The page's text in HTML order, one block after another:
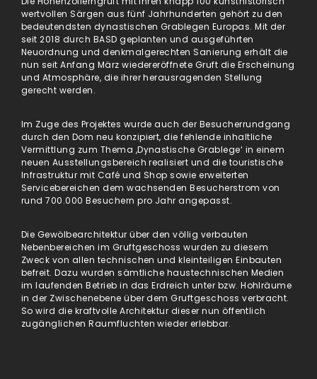
wertvollen Särgen aus fünf Jahrhunderten gehört zu den
bedeutendsten dynastischen Grablegen Europas. Mit der
seit 2018 durch BASD geplanten und ausgeführten
Neuordnung und denkmalgerechten Sanierung erhält die
nun seit Anfang März wiedereröffnete Gruft die Erscheinung
und Atmosphäre, die ihrer herausragenden Stellung
gerecht werden.
Im Zuge des Projektes wurde auch der Besucherrundgang
durch den Dom neu konzipiert, die fehlende inhaltliche
Vermittlung zum Thema ,Dynastische Grablege‘ in einem
neuen Ausstellungsbereich realisiert und die touristische
Infrastruktur mit Café und Shop sowie erweiterten
Servicebereichen dem wachsenden Besucherstrom von
rund 700.000 Besuchern pro Jahr angepasst.
Die Gewölbearchitektur über den völlig verbauten
Nebenbereichen im Gruftgeschoss wurden zu diesem
Zweck von allen technischen und kleinteiligen Einbauten
befreit. Dazu wurden sämtliche haustechnischen Medien
im laufenden Betrieb in das Erdreich unter bzw. Hohlräume
in der Zwischenebene über dem Gruftgeschoss verbracht.
So wird die kraftvolle Architektur dieser nun öffentlich
zugänglichen Raumfluchten wieder erlebbar.